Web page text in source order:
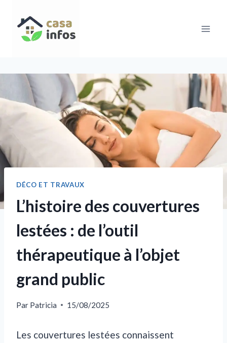
contenu
DÉCO ET TRAVAUX
L’histoire des couvertures
lestées : de l’outil
thérapeutique à l’objet
grand public
Par Patricia 15/08/2025
Les couvertures lestées connaissent